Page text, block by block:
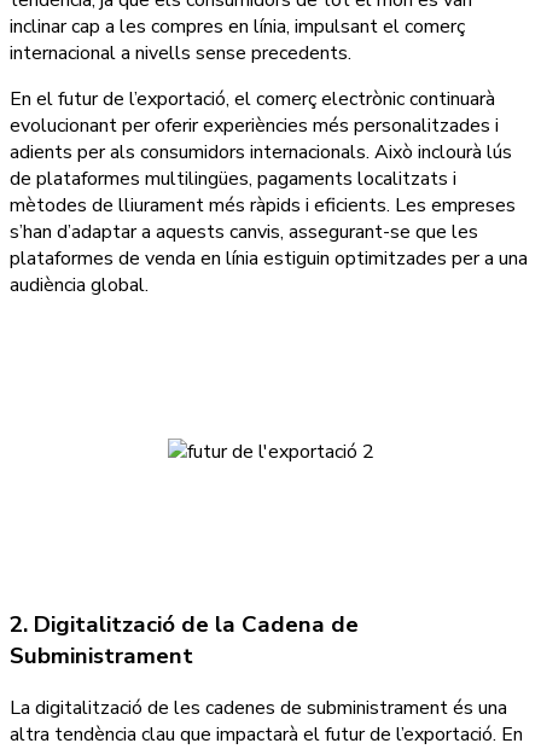
inclinar cap a les compres en línia, impulsant el comerç
internacional a nivells sense precedents.
En el futur de l’exportació, el comerç electrònic continuarà
evolucionant per oferir experiències més personalitzades i
adients per als consumidors internacionals. Això inclourà lús
de plataformes multilingües, pagaments localitzats i
mètodes de lliurament més ràpids i eficients. Les empreses
s’han d’adaptar a aquests canvis, assegurant-se que les
plataformes de venda en línia estiguin optimitzades per a una
audiència global.
2. Digitalització de la Cadena de
Subministrament
La digitalització de les cadenes de subministrament és una
altra tendència clau que impactarà el futur de l’exportació. En